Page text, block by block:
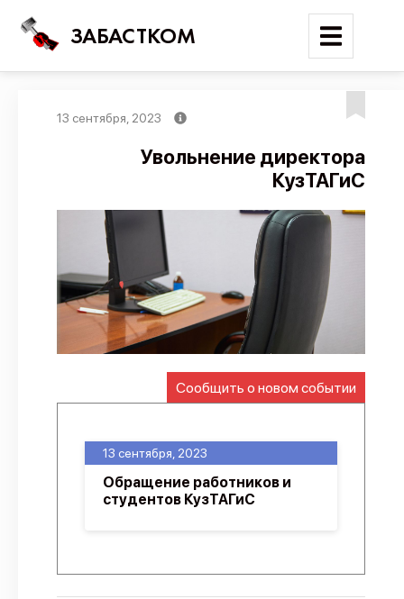
ЗАБАСТКОМ
Новости
Карта событий
Трудовые конфликты
Отчеты
Предложить публикацию
API
Политика конфиденциальности
13 сентября, 2023
Увольнение директора
КузТАГиС
Сообщить о новом событии
13 сентября, 2023
Обращение работников и
студентов КузТАГиС